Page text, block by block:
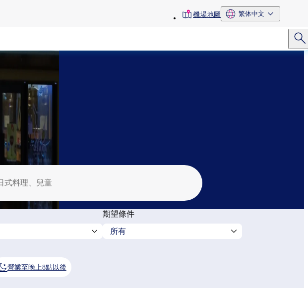
toolbar機場地圖 繁体中文
期望條件
營業至晚上8點以後